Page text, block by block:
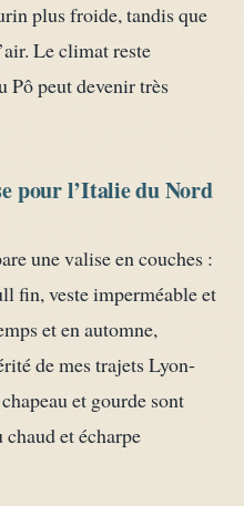
plus froide, tandis que
Le climat reste
Pô peut devenir très
pour l’Italie du Nord
une valise en couches :
fin, veste imperméable et
et en automne,
de mes trajets Lyon-
et gourde sont
chaud et écharpe